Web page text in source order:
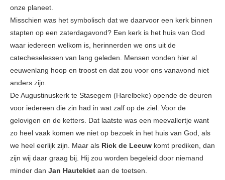
onze planeet.
Misschien was het symbolisch dat we daarvoor een kerk binnen
stapten op een zaterdagavond? Een kerk is het huis van God
waar iedereen welkom is, herinnerden we ons uit de
catecheselessen van lang geleden. Mensen vonden hier al
eeuwenlang hoop en troost en dat zou voor ons vanavond niet
anders zijn.
De Augustinuskerk te Stasegem (Harelbeke) opende de deuren
voor iedereen die zin had in wat zalf op de ziel. Voor de
gelovigen en de ketters. Dat laatste was een meevallertje want
zo heel vaak komen we niet op bezoek in het huis van God, als
we heel eerlijk zijn. Maar als Rick de Leeuw komt prediken, dan
zijn wij daar graag bij. Hij zou worden begeleid door niemand
minder dan Jan Hautekiet aan de toetsen.